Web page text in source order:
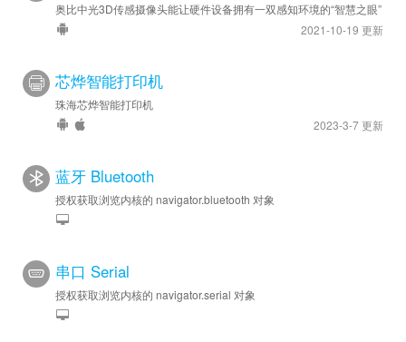
奥比中光3D传感摄像头能让硬件设备拥有一双感知环境的“智慧之眼”
2021-10-19 更新
芯烨智能打印机
珠海芯烨智能打印机
2023-3-7 更新
蓝牙 Bluetooth
授权获取浏览内核的 navigator.bluetooth 对象
串口 Serial
授权获取浏览内核的 navigator.serial 对象